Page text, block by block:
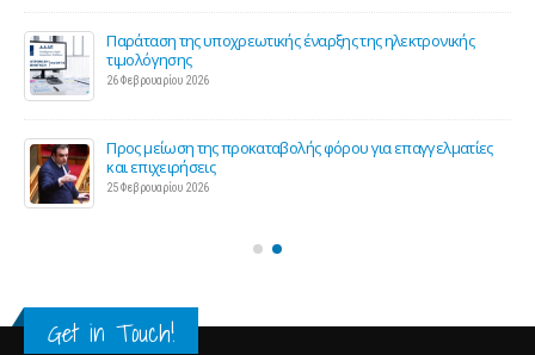
Παράταση της υποχρεωτικής έναρξης της ηλεκτρονικής
τιμολόγησης
26 Φεβρουαρίου 2026
Προς μείωση της προκαταβολής φόρου για επαγγελματίες
και επιχειρήσεις
25 Φεβρουαρίου 2026
Get in Touch!